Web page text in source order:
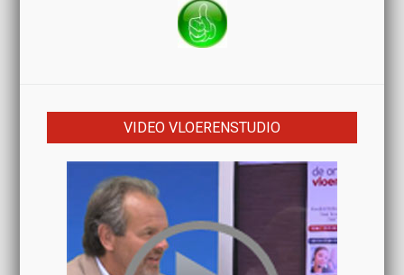
VIDEO VLOERENSTUDIO